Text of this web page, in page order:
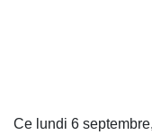
Ce lundi 6